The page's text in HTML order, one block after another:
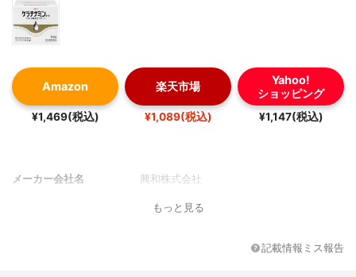
Amazon
¥1,469(税込)
楽天市場
¥1,089(税込)
Yahoo!
ショッピング
¥1,147(税込)
メーカー会社名 興和株式会社
もっと見る
記載情報ミス報告